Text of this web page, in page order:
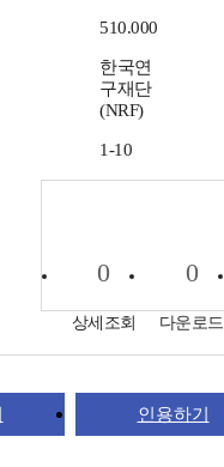
510.000
한국연
구재단
(NRF)
1-10
0
상세조회
0
다운로드
인용하기